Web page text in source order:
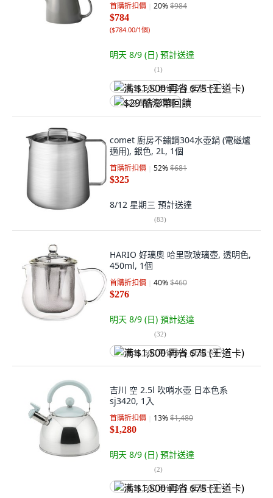
首購折扣價 20%$984
$784
($784.00/1個)
明天 8/9 (日) 預計送達
(1)
满 $1,500 再省 $75 (王道卡)
$29 酷澎幣回饋
comet 廚房不鏽鋼304水壺鍋 (電磁爐
適用), 銀色, 2L, 1個
首購折扣價 52%$681
$325
8/12 星期三 預計送達
(83)
HARIO 好璃奧 哈里歐玻璃壺, 透明色,
450ml, 1個
首購折扣價 40%$460
$276
明天 8/9 (日) 預計送達
(32)
满 $1,500 再省 $75 (王道卡)
吉川 空 2.5l 吹哨水壺 日本色系
sj3420, 1入
首購折扣價 13%$1,480
$1,280
明天 8/9 (日) 預計送達
(2)
满 $1,500 再省 $75 (王道卡)